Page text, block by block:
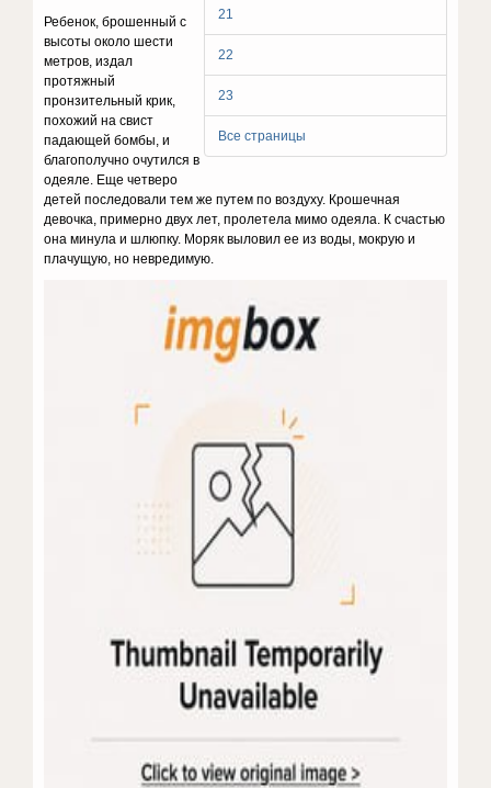
21
22
23
Все страницы
Ребенок, брошенный с
высоты около шести
метров, издал
протяжный
пронзительный крик,
похожий на свист
падающей бомбы, и
благополучно очутился в
одеяле. Еще четверо
детей последовали тем же путем по воздуху. Крошечная
девочка, примерно двух лет, пролетела мимо одеяла. К счастью
она минула и шлюпку. Моряк выловил ее из воды, мокрую и
плачущую, но невредимую.